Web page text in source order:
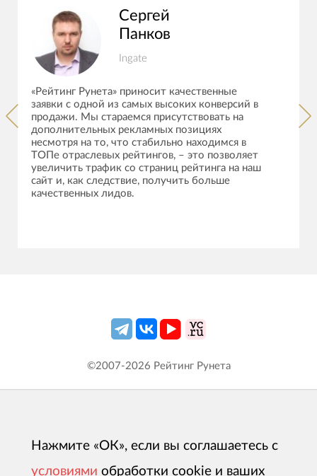
Сергей
Панков
Ingate
«Рейтинг Рунета» приносит качественные
заявки с одной из самых высоких конверсий в
продажи. Мы стараемся присутствовать на
дополнительных рекламных позициях
несмотря на то, что стабильно находимся в
ТОПе отраслевых рейтингов, – это позволяет
увеличить трафик со страниц рейтинга на наш
сайт и, как следствие, получить больше
качественных лидов.
©2007-2026 Рейтинг Рунета
Нажмите «ОК», если вы соглашаетесь с
условиями обработки cookie и ваших